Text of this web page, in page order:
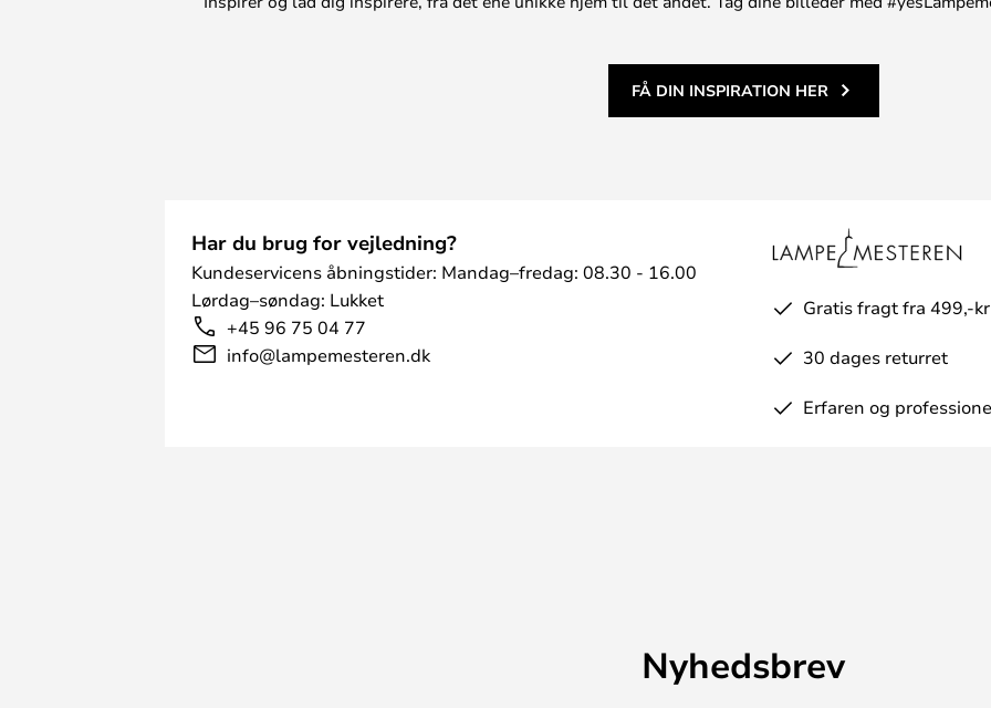
FÅ DIN INSPIRATION HER
Har du brug for vejledning?
Kundeservicens åbningstider: Mandag–fredag: 08.30 - 16.00
Lørdag–søndag: Lukket
+45 96 75 04 77
info@lampemesteren.dk
Gratis fragt fra 499,-
30 dages returret
Erfaren og
Nyhedsbrev